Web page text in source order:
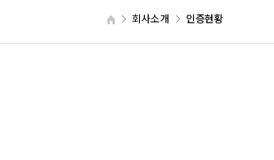
회사소개 인증현황